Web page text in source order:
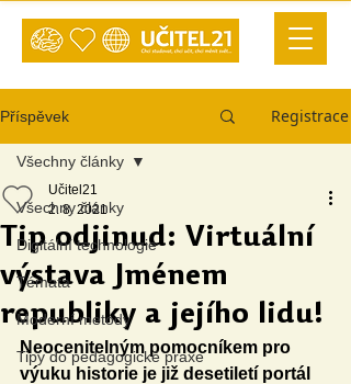
Příspěvek Registrace
Všechny články
Digitální technologie
Témata
Moderní metody
Tipy do pedagogické praxe
Všechny články
Tip odjinud: Virtuální
výstava Jménem
republiky a jejího lidu!
Učitel21
2. 8. 2021
Neocenitelným pomocníkem pro
výuku historie je již desetiletí portál